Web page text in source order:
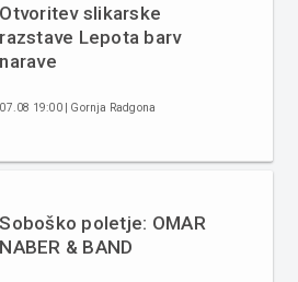
Otvoritev slikarske
razstave Lepota barv
narave
07.08 19:00 | Gornja Radgona
Soboško poletje: OMAR
NABER & BAND